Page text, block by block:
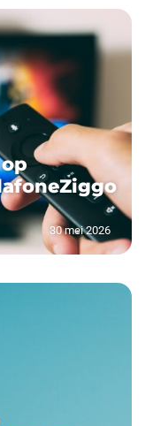
30 mei 2026